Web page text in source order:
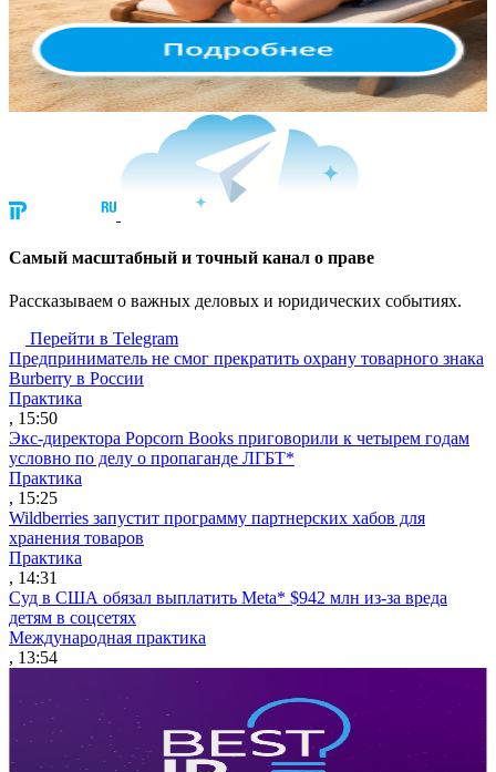
Cамый масштабный и точный канал о праве
Рассказываем о важных деловых и юридических событиях.
Перейти в Telegram
Предприниматель не смог прекратить охрану товарного знака
Burberry в России
Практика
, 15:50
Экс-директора Popcorn Books приговорили к четырем годам
условно по делу о пропаганде ЛГБТ*
Практика
, 15:25
Wildberries запустит программу партнерских хабов для
хранения товаров
Практика
, 14:31
Суд в США обязал выплатить Meta* $942 млн из-за вреда
детям в соцсетях
Международная практика
, 13:54